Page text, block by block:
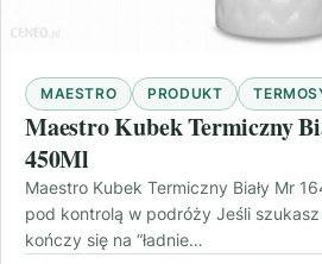
MAESTRO PRODUKT
Maestro Kubek Termiczny
450Ml
Maestro Kubek Termiczny Biały Mr
pod kontrolą w podróży Jeśli
kończy się na “ładnie…